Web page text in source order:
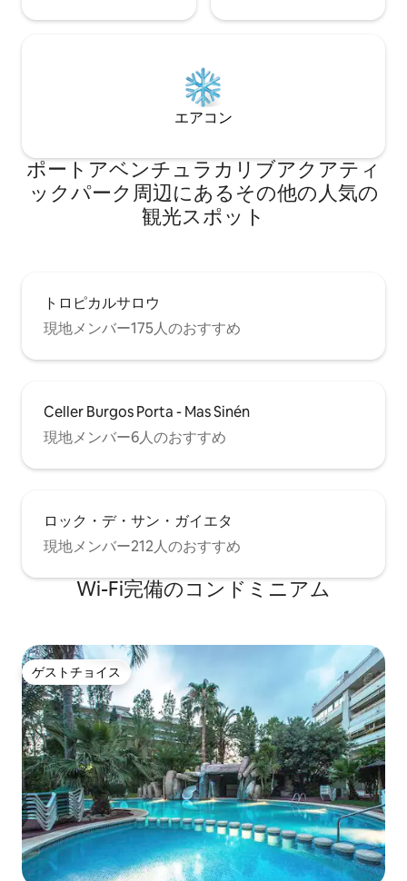
エアコン
ポートアベンチュラカリブアクアティ
ックパーク⁠周⁠辺⁠に⁠あ⁠るそ⁠の⁠他⁠の人⁠気⁠の
観⁠光⁠ス⁠ポ⁠ッ⁠ト
トロピカルサロウ
現地メンバー175人のおすすめ
Celler Burgos Porta - Mas Sinén
現地メンバー6人のおすすめ
ロック・デ・サン・ガイエタ
現地メンバー212人のおすすめ
Wi-Fi完備のコンドミニアム
ゲストチョイス
ゲストチョイス